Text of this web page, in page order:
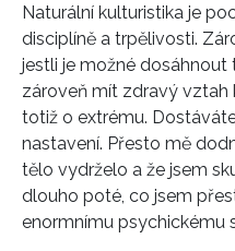
Naturální kulturistika je
disciplíně a trpělivosti.
jestli je možné dosáhnout
zároveň mít zdravý vztah
totiž o extrému.
nastavení. Přesto mě
tělo vydrželo a že jsem
dlouho poté, co jsem
enormnímu psychickému